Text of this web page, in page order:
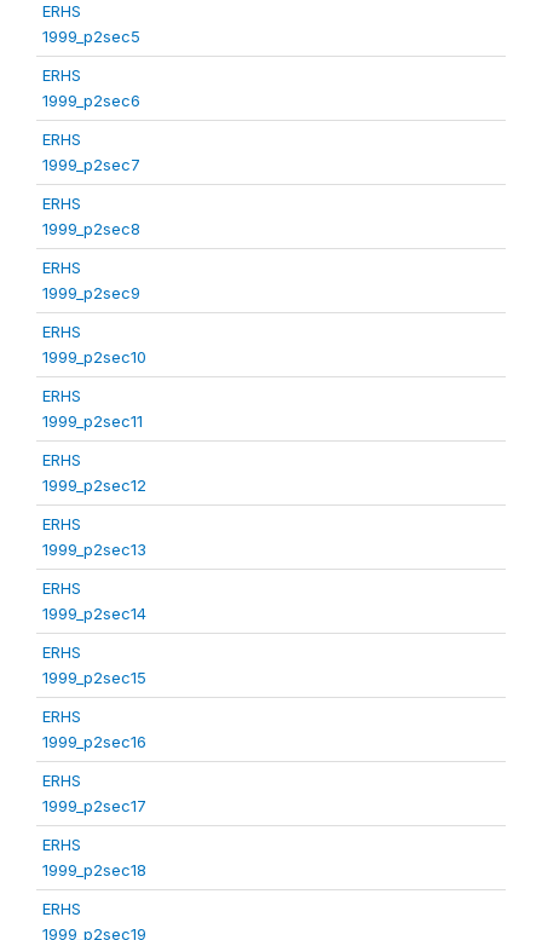
ERHS
1999_p2sec5
ERHS
1999_p2sec6
ERHS
1999_p2sec7
ERHS
1999_p2sec8
ERHS
1999_p2sec9
ERHS
1999_p2sec10
ERHS
1999_p2sec11
ERHS
1999_p2sec12
ERHS
1999_p2sec13
ERHS
1999_p2sec14
ERHS
1999_p2sec15
ERHS
1999_p2sec16
ERHS
1999_p2sec17
ERHS
1999_p2sec18
ERHS
1999_p2sec19